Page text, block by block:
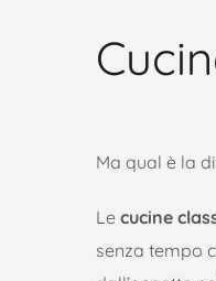
Ma qual è la
Le cucine
senza tempo